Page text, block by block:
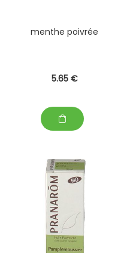
menthe poivrée
5.65 €